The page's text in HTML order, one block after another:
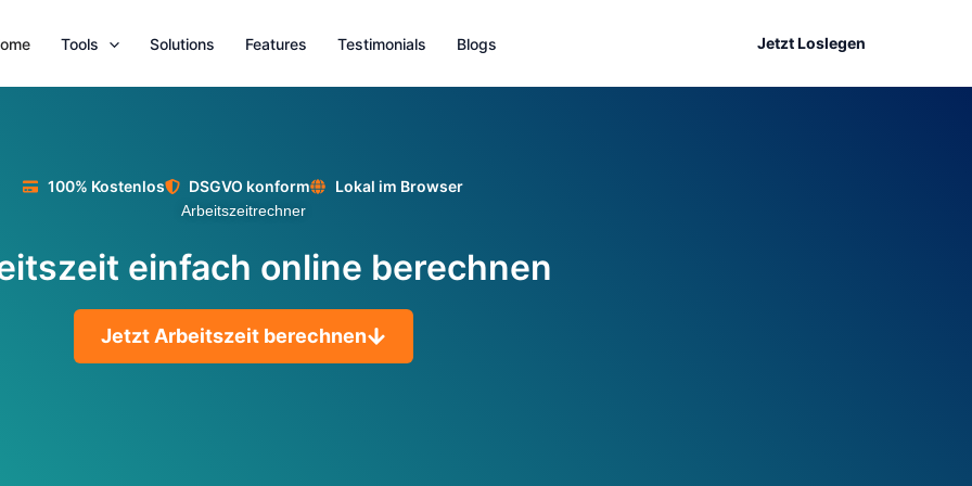
Tools Solutions Features Testimonials Blogs Jetzt Loslegen
100% Kostenlos DSGVO konform Lokal im Browser
Arbeitszeitrechner
einfach online berechnen
Jetzt Arbeitszeit berechnen